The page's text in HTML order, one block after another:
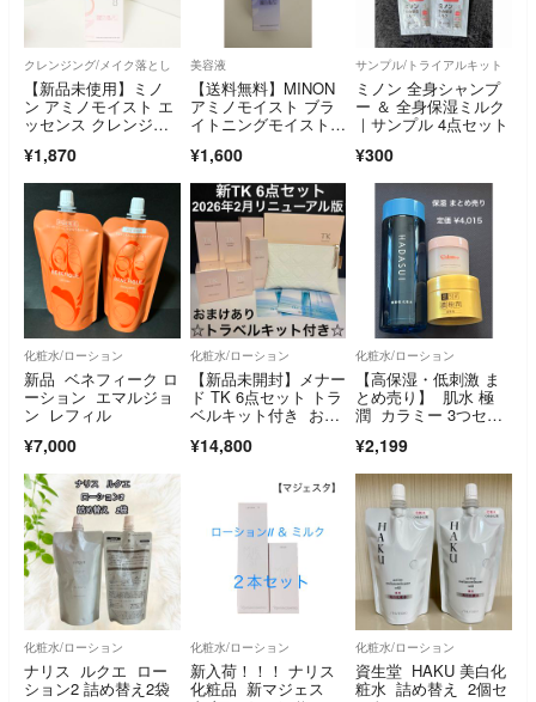
クレンジング/メイク落とし
【新品未使用】ミノ
ン アミノモイスト エ
ッセンス クレンジン
¥1,870
美容液
【送料無料】MINON
アミノモイスト ブラ
イトニングモイストエ
¥1,600
サンプル/トライアルキット
ミノン 全身シャンプ
ー ＆ 全身保湿ミルク
｜サンプル 4点セット
¥300
化粧水/ローション
新品 ベネフィーク ロ
ーション エマルジョ
ン レフィル
¥7,000
化粧水/ローション
【新品未開封】メナー
ド TK 6点セット トラ
ベルキット付き おま
ル 新発売
¥14,800
化粧水/ローション
【高保湿・低刺激 ま
とめ売り】 肌水 極
潤 カラミー 3つセッ
¥2,199
化粧水/ローション
ナリス ルクエ ロー
ション2 詰め替え2袋
化粧水/ローション
新入荷！！！ ナリス
化粧品 新マジェス
化粧水/ローション
資生堂 HAKU 美白化
粧水 詰め替え 2個セ